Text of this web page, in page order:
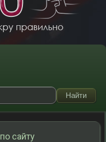
по сайту